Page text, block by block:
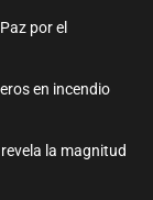
por el
en incendio
la magnitud